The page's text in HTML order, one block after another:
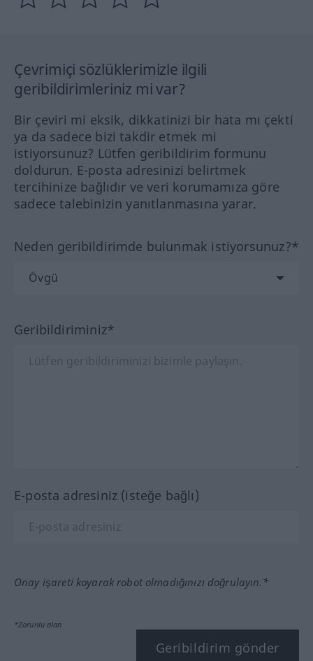
Çevrimiçi sözlüklerimizle ilgili
geribildirimleriniz mi var?
Bir çeviri mi eksik, dikkatinizi bir hata mı çekti
ya da sadece bizi takdir etmek mi
istiyorsunuz? Lütfen geribildirim formunu
doldurun. E-posta adresinizi belirtmek
tercihinize bağlıdır ve veri korumamıza göre
sadece talebinizin yanıtlanmasına yarar.
Neden geribildirimde bulunmak istiyorsunuz?*
Geribildiriminiz*
E-posta adresiniz (isteğe bağlı)
Onay işareti koyarak robot olmadığınızı doğrulayın.*
*Zorunlu alan
Geribildirim gönder